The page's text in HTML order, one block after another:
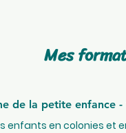
Mes
thème de la
en colonies et